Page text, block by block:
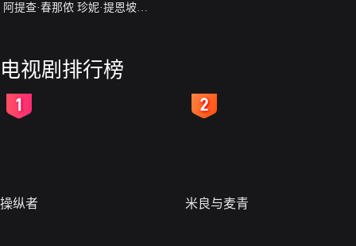
阿提查·春那侬
电视剧排行榜
操纵者 米良与麦青